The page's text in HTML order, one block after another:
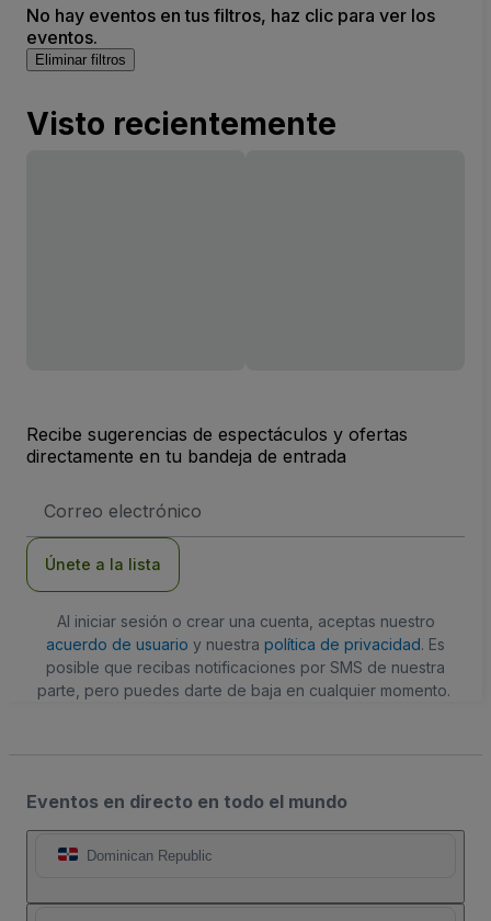
No hay eventos en tus filtros, haz clic para ver los
eventos.
Eliminar filtros
Visto recientemente
Recibe sugerencias de espectáculos y ofertas
directamente en tu bandeja de entrada
de
Únete a la lista
Al iniciar sesión o crear una cuenta, aceptas nuestro
acuerdo de usuario y nuestra política de privacidad. Es
posible que recibas notificaciones por SMS de nuestra
parte, pero puedes darte de baja en cualquier momento.
Eventos en directo en todo el mundo
Dominican Republic